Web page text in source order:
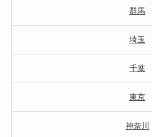
群馬
埼玉
千葉
東京
神奈川